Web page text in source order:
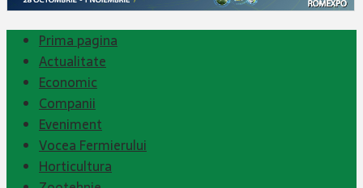
Prima pagina
Actualitate
Economic
Companii
Eveniment
Vocea Fermierului
Horticultura